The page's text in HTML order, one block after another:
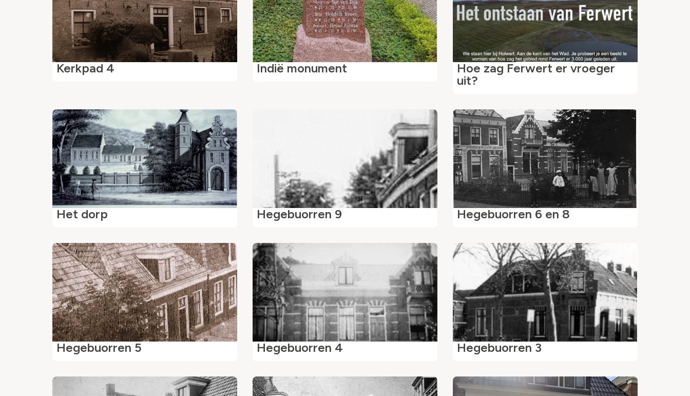
Kerkpad 4 Indië monument
Hoe zag Ferwert er vroeger
uit?
Het dorp Hegebuorren 9 Hegebuorren 6 en 8
Hegebuorren 5 Hegebuorren 4 Hegebuorren 3